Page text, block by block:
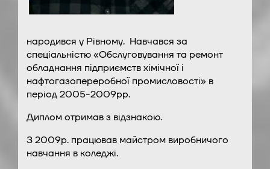
народився у Рівному. Навчався за
спеціальністю «Обслуговування та ремонт
обладнання підприємств хімічної і
нафтогазопереробної промисловості» в
період 2005-2009рр.
Диплом отримав з відзнакою.
З 2009р. працював майстром виробничого
навчання в коледжі.